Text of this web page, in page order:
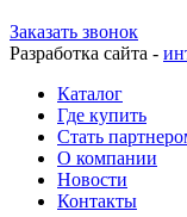
Заказать звонок
Разработка сайта -
Каталог
Где купить
Стать
О компании
Новости
Контакты